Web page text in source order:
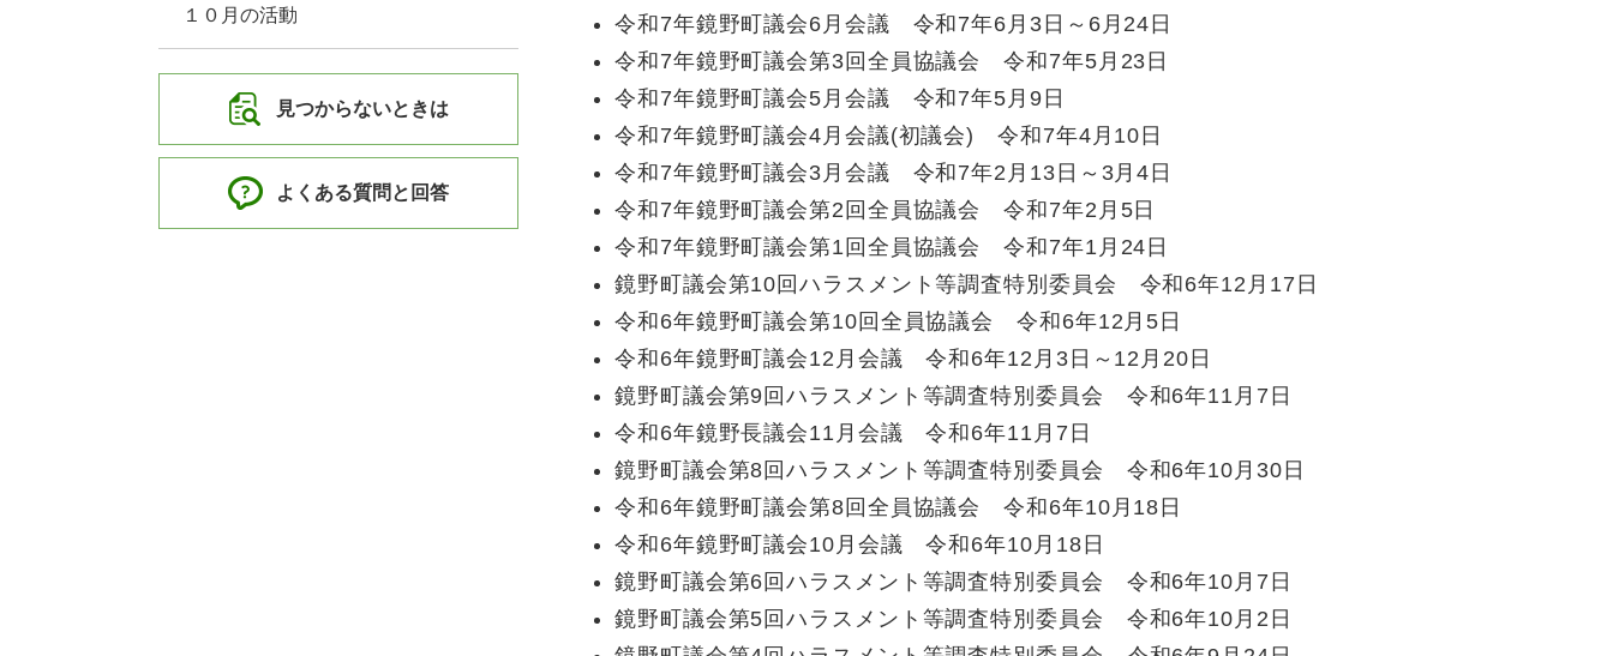
令和7年鏡野町議会6月会議 令和7年6月3日～6月24日
令和7年鏡野町議会第3回全員協議会 令和7年5月23日
令和7年鏡野町議会5月会議 令和7年5月9日
令和7年鏡野町議会4月会議(初議会) 令和7年4月10日
令和7年鏡野町議会3月会議 令和7年2月13日～3月4日
令和7年鏡野町議会第2回全員協議会 令和7年2月5日
令和7年鏡野町議会第1回全員協議会 令和7年1月24日
鏡野町議会第10回ハラスメント等調査特別委員会 令和6年12月17日
令和6年鏡野町議会第10回全員協議会 令和6年12月5日
令和6年鏡野町議会12月会議 令和6年12月3日～12月20日
鏡野町議会第9回ハラスメント等調査特別委員会 令和6年11月7日
令和6年鏡野長議会11月会議 令和6年11月7日
鏡野町議会第8回ハラスメント等調査特別委員会 令和6年10月30日
令和6年鏡野町議会第8回全員協議会 令和6年10月18日
令和6年鏡野町議会10月会議 令和6年10月18日
鏡野町議会第6回ハラスメント等調査特別委員会 令和6年10月7日
鏡野町議会第5回ハラスメント等調査特別委員会 令和6年10月2日
１０月の活動
見つからないときは
よくある質問と回答